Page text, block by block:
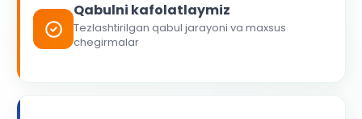
Qabulni kafolatlaymiz
Tezlashtirilgan qabul jarayoni va maxsus
chegirmalar